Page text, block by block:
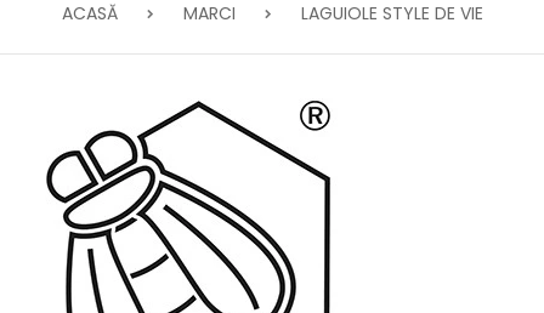
ACASĂ MARCI LAGUIOLE STYLE DE VIE